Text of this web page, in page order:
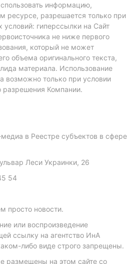
информацию,
ресурсе, разрешается только при
гиперссылки на Сайт
не ниже первого
который не может
объема оригинального текста,
материала. Использование
возможно только при условии
разрешения Компании.
в Реестре субъектов в сфере
Леси Украинки, 26
54
просто новости.
или воспроизведение
ссылку на агентство ИнА
либо виде строго запрещены.
размещены на этом сайте со